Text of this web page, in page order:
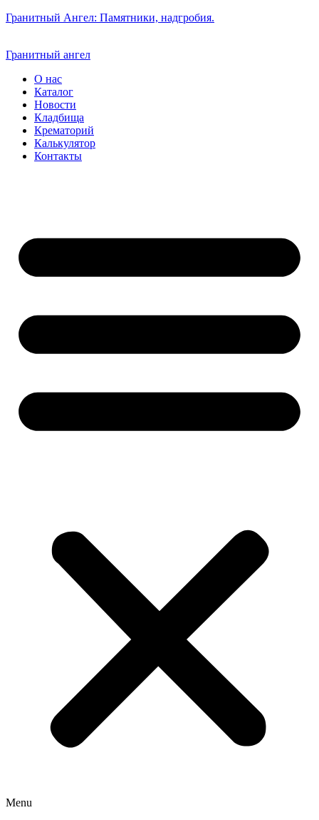
Гранитный Ангел: Памятники, надгробия.
Гранитный ангел
О нас
Каталог
Новости
Кладбища
Крематорий
Калькулятор
Контакты
Menu